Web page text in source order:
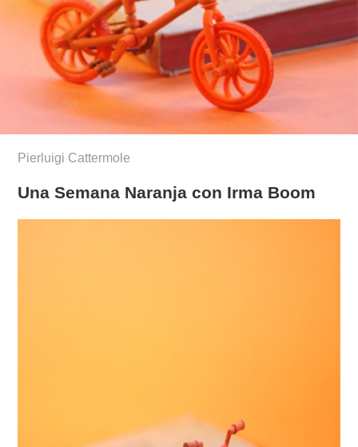
Pierluigi Cattermole
Una Semana Naranja con Irma Boom